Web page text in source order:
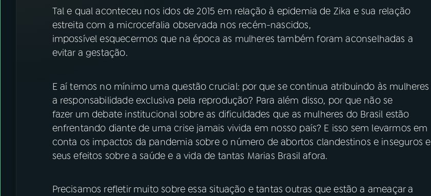
Tal e qual aconteceu nos idos de 2015 em relação à epidemia de Zika e sua relação
estreita com a microcefalia observada nos recém-nascidos,
impossível esquecermos que na época as mulheres também foram aconselhadas a
evitar a gestação.
E aí temos no mínimo uma questão crucial: por que se continua atribuindo às mulheres
a responsabilidade exclusiva pela reprodução? Para além disso, por que não se
fazer um debate institucional sobre as dificuldades que as mulheres do Brasil estão
enfrentando diante de uma crise jamais vivida em nosso país? E isso sem levarmos em
conta os impactos da pandemia sobre o número de abortos clandestinos e inseguros e
seus efeitos sobre a saúde e a vida de tantas Marias Brasil afora.
Precisamos refletir muito sobre essa situação e tantas outras que estão a ameaçar a